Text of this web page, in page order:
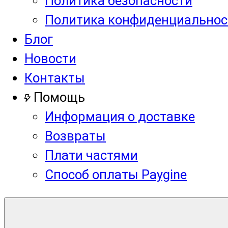
Политика
Блог
Новости
Контакты
Помощь
Информация о доставке
Возвраты
Плати частями
Способ оплаты Paygine